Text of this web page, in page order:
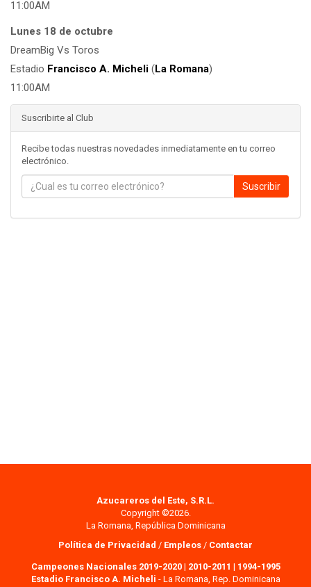
11:00AM
Lunes 18 de octubre
DreamBig Vs Toros
Estadio Francisco A. Micheli (La Romana)
11:00AM
Suscribirte al Club
Recibe todas nuestras novedades inmediatamente en tu correo
electrónico.
Suscribir
Azucareros del Este, S.R.L.
Copyright ©2026.
La Romana, República Dominicana
Política de Privacidad / Empleos / Contactar
Campeones Nacionales 2019-2020| 2010-2011 | 1994-1995
Estadio Francisco A. Micheli - La Romana, Rep. Dominicana